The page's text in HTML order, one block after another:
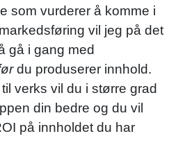
som vurderer å komme i
vil jeg på det
gå i gang med
du produserer innhold.
verks vil du i større grad
din bedre og du vil
på innholdet du har